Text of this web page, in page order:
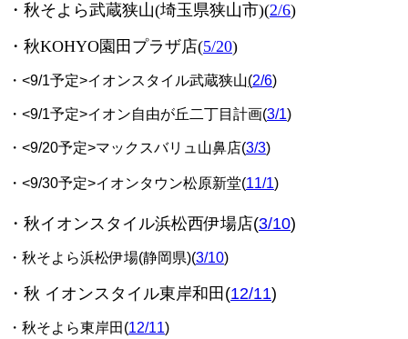
・秋そよら武蔵狭山(埼玉県狭山市)(2/6)
・秋KOHYO園田プラザ店(5/20)
・<9/1予定>イオンスタイル武蔵狭山(2/6)
・<9/1予定>イオン自由が丘二丁目計画(3/1)
・<9/20予定>マックスバリュ山鼻店(3/3)
・<9/30予定>イオンタウン松原新堂(11/1)
・秋イオンスタイル浜松西伊場店(3/10)
・秋そよら浜松伊場(静岡県)(3/10)
・秋 イオンスタイル東岸和田(12/11)
・秋そよら東岸田(12/11)